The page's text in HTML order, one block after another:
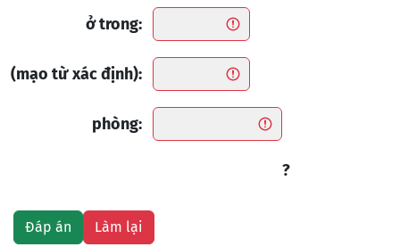
ở trong:
(mạo từ xác định):
phòng:
?